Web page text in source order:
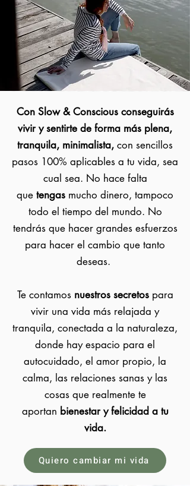
Con Slow & Conscious conseguirás
vivir y sentirte de forma más plena,
tranquila, minimalista, con sencillos
pasos 100% aplicables a tu vida, sea
cual sea. No hace falta
que tengas mucho dinero, tampoco
todo el tiempo del mundo. No
tendrás que hacer grandes esfuerzos
para hacer el cambio que tanto
deseas.
Te contamos nuestros secretospara
vivir una vida más relajada y
tranquila, conectada a la naturaleza,
donde hay espacio para el
autocuidado, el amor propio, la
calma, las relaciones sanas y las
cosas que realmente te
aportan bienestar y felicidad a tu
vida.
Quiero cambiar mi vida